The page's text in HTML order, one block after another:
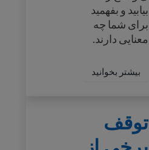
بیابید و بفهمید
برای شما چه
معنایی دارند.
بیشتر بخوانید
توقف